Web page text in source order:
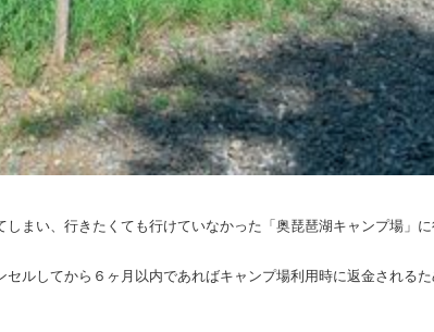
まい、行きたくても行けていなかった「奥琵琶湖キャンプ場」
ルしてから６ヶ月以内であればキャンプ場利用時に返金される